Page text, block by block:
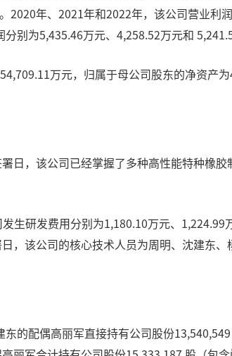
2020年、2021年和2022年，该公司营业
别为5,435.46万元、4,258.52万元和
万元，归属于母公司股东的净资产
日，该公司已经掌握了多种高性能特种橡
生研发费用分别为1,180.10万元、
，该公司的核心技术人员为周明、沈建东、
的配偶高丽军直接持有公司股份